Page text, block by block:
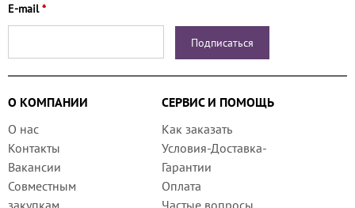
E-mail*
О КОМПАНИИ
СЕРВИС И ПОМОЩЬ
О нас
Контакты
Вакансии
Совместным
закупкам
Как заказать
Условия-Доставка-
Гарантии
Оплата
Частые вопросы